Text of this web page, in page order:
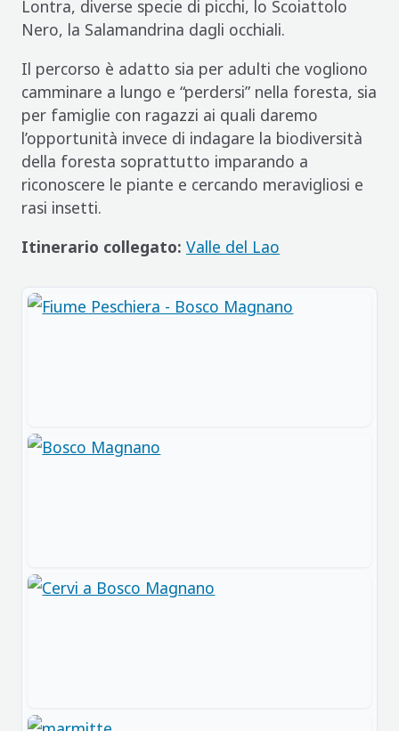
Lontra, diverse specie di picchi, lo Scoiattolo
Nero, la Salamandrina dagli occhiali.
Il percorso è adatto sia per adulti che vogliono
camminare a lungo e “perdersi” nella foresta, sia
per famiglie con ragazzi ai quali daremo
l’opportunità invece di indagare la biodiversità
della foresta soprattutto imparando a
riconoscere le piante e cercando meravigliosi e
rasi insetti.
Itinerario collegato: Valle del Lao